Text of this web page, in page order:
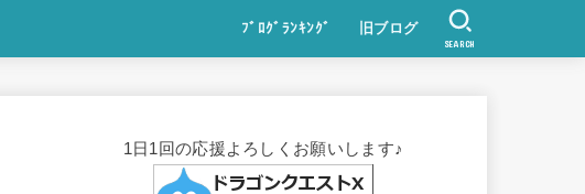
ﾌﾞﾛｸﾞﾗﾝｷﾝｸﾞ 旧ブログ
SEARCH
1日1回の応援よろしくお願いします♪